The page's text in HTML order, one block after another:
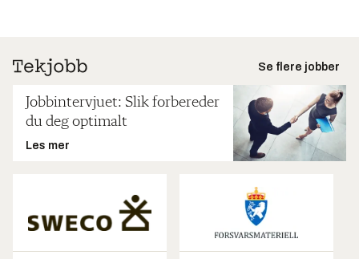
Se flere jobber
Jobbintervjuet: Slik forbereder
du deg optimalt
Les mer